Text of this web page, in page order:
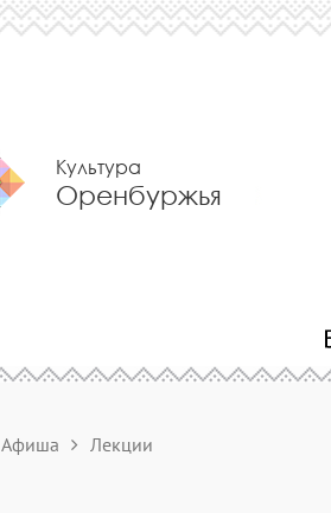
Культура
Оренбуржья
Афиша Лекции